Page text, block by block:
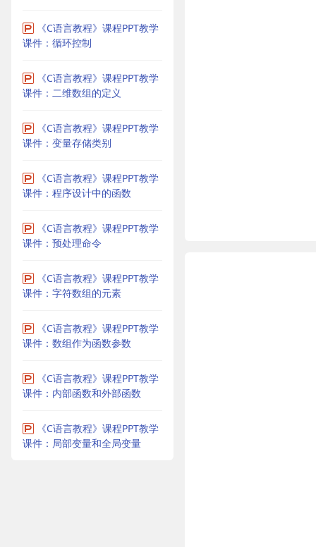
《C语言教程》课程PPT教学
课件：循环控制
《C语言教程》课程PPT教学
课件：二维数组的定义
《C语言教程》课程PPT教学
课件：变量存储类别
《C语言教程》课程PPT教学
课件：程序设计中的函数
《C语言教程》课程PPT教学
课件：预处理命令
《C语言教程》课程PPT教学
课件：字符数组的元素
《C语言教程》课程PPT教学
课件：数组作为函数参数
《C语言教程》课程PPT教学
课件：内部函数和外部函数
《C语言教程》课程PPT教学
课件：局部变量和全局变量